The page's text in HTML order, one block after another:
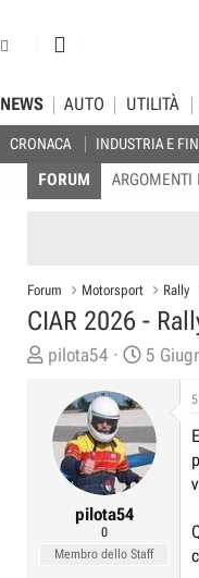
NEWS
CRONACA INDUSTRIA E
AUTO UTILITÀ
FORUM ARGOMENTI
Forum Motorsport Rally
CIAR 2026 -
C
a
D
pilota54
D
t
a
d
i
5
pilota54
0
Membro dello Staff